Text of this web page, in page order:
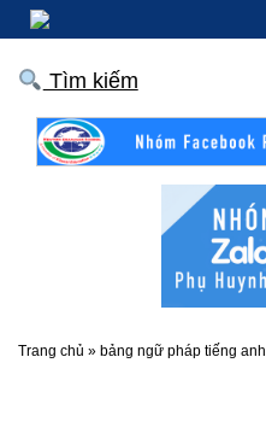
Tìm kiếm
Trang chủ » bảng ngữ pháp tiếng anh